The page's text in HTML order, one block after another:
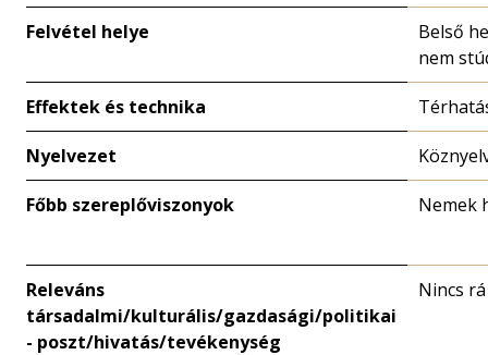
Felvétel helye
Belső
nem
Effektek és technika
Nyelvezet
Főbb szereplőviszonyok Nemek
Releváns
társadalmi/kulturális/gazdasági/politikai
- poszt/hivatás/tevékenység
Nincs